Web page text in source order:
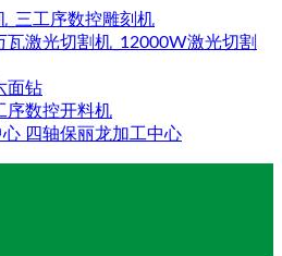
_三工序数控雕刻机
瓦激光切割机_12000W激光切割
面钻
序数控开料机
四轴保丽龙加工中心